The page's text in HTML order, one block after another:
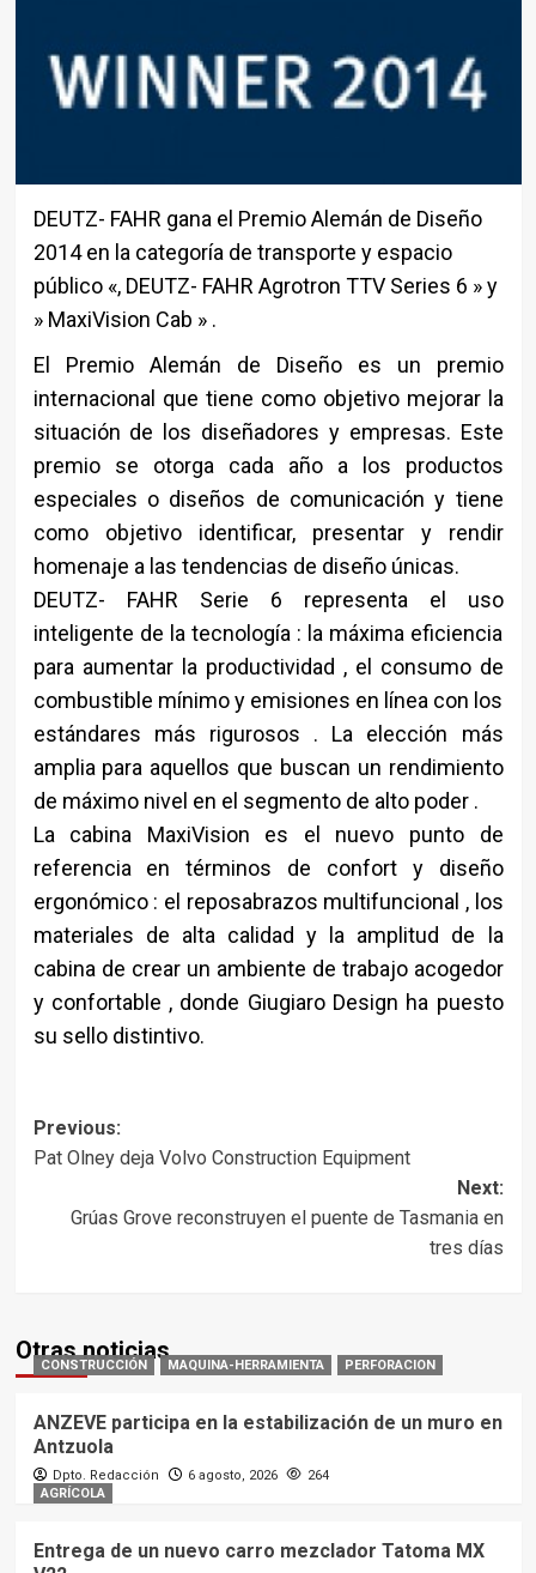
DEUTZ- FAHR gana el Premio Alemán de Diseño
2014 en la categoría de transporte y espacio
público «, DEUTZ- FAHR Agrotron TTV Series 6 » y
» MaxiVision Cab » .
El Premio Alemán de Diseño es un premio
internacional que tiene como objetivo mejorar la
situación de los diseñadores y empresas. Este
premio se otorga cada año a los productos
especiales o diseños de comunicación y tiene
como objetivo identificar, presentar y rendir
homenaje a las tendencias de diseño únicas.
DEUTZ- FAHR Serie 6 representa el uso
inteligente de la tecnología : la máxima eficiencia
para aumentar la productividad , el consumo de
combustible mínimo y emisiones en línea con los
estándares más rigurosos . La elección más
amplia para aquellos que buscan un rendimiento
de máximo nivel en el segmento de alto poder .
La cabina MaxiVision es el nuevo punto de
referencia en términos de confort y diseño
ergonómico : el reposabrazos multifuncional , los
materiales de alta calidad y la amplitud de la
cabina de crear un ambiente de trabajo acogedor
y confortable , donde Giugiaro Design ha puesto
su sello distintivo.
Post
navigation
Previous:
Pat Olney deja Volvo Construction Equipment
Next:
Grúas Grove reconstruyen el puente de Tasmania en
tres días
Otras noticias
CONSTRUCCIÓN MAQUINA-HERRAMIENTA PERFORACION
ANZEVE participa en la estabilización de un muro en
Antzuola
Dpto. Redacción 6 agosto, 2026
264
AGRÍCOLA
Entrega de un nuevo carro mezclador Tatoma MX